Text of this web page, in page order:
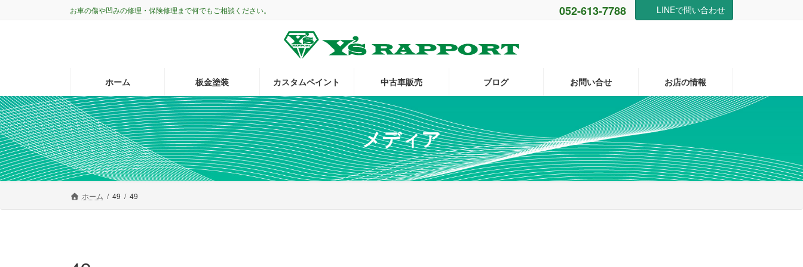
キ
ッ
プ
に
移
動
お車の傷や凹みの修理・保険修理まで何でもご相談ください。 052-613-7788 LINEで問い合わせ
ホーム 板金塗装 カスタムペイント 中古車販売 ブログ お問い合せ お店の情報
メディア
ホーム 49 49